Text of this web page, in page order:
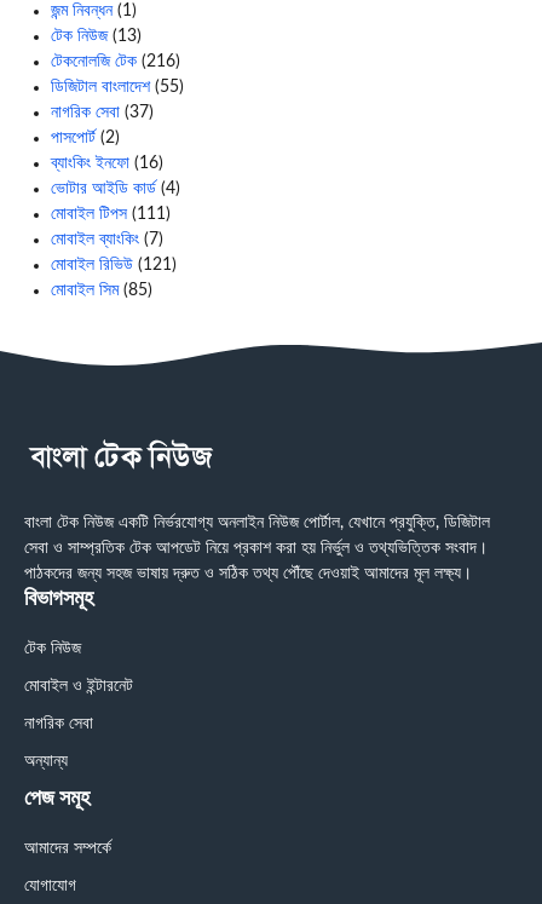
জন্ম নিবন্ধন(1)
টেক নিউজ(13)
টেকনোলজি টেক (216)
ডিজিটাল বাংলাদেশ(55)
নাগরিক সেবা (37)
পাসপোর্ট (2)
ব্যাংকিং ইনফো (16)
ভোটার আইডি কার্ড (4)
মোবাইল টিপস (111)
মোবাইল ব্যাংকিং (7)
মোবাইল রিভিউ (121)
মোবাইল সিম(85)
বাংলা টেক নিউজ একটি নির্ভরযোগ্য অনলাইন নিউজ পোর্টাল, যেখানে প্রযুক্তি, ডিজিটাল
সেবা ও সাম্প্রতিক টেক আপডেট নিয়ে প্রকাশ করা হয় নির্ভুল ও তথ্যভিত্তিক সংবাদ।
পাঠকদের জন্য সহজ ভাষায় দ্রুত ও সঠিক তথ্য পৌঁছে দেওয়াই আমাদের মূল লক্ষ্য।
বিভাগসমূহ
টেক নিউজ
মোবাইল ও ইন্টারনেট
নাগরিক সেবা
অন্যান্য
পেজ সমূহ
আমাদের সম্পর্কে
যোগাযোগ